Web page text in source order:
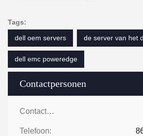
Contactpersonen
Contactpersonen:
Telefoon:
Tags:
dell oem servers
de server van het
dell emc poweredge